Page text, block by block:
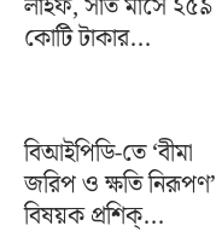
কোটি টাকার...
বিআইপিডি-তে ‘বীমা
জরিপ ও ক্ষতি নিরূপণ’
বিষয়ক প্রশিক্...